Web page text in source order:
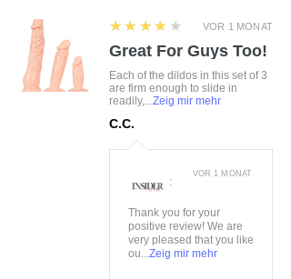
VOR 1 MONAT
4
★★★★★
Great For Guys Too!
Each of the dildos in this set of 3
are firm enough to slide in
readily,...Zeig mir mehr
C.C.
:
Thank you for your
positive review! We are
very pleased that you like
ou...Zeig mir mehr
VOR 1 MONAT